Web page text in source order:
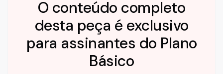
O conteúdo completo
desta peça é exclusivo
para assinantes do Plano
Básico